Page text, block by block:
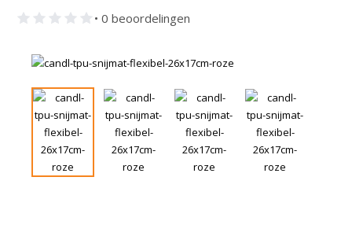
• 0 beoordelingen